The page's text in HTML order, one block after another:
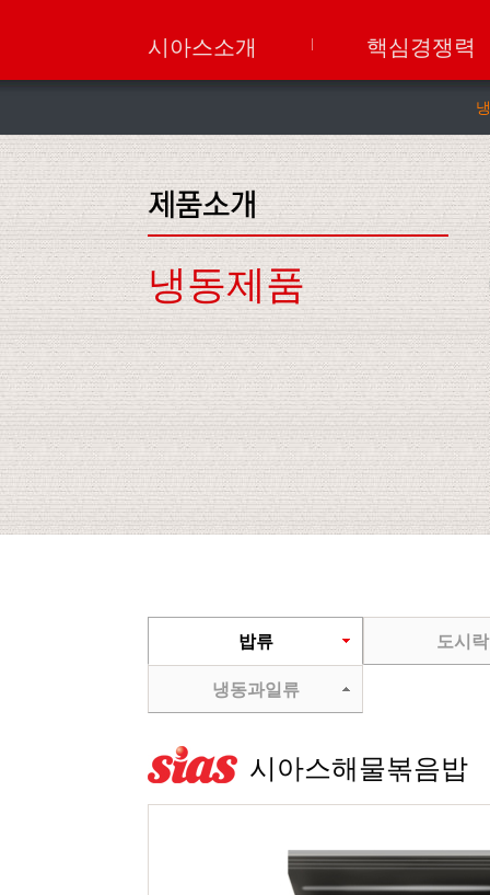
시아스소개 핵심경쟁력
냉동제품
밥류 도시
냉동과일류
시아스해물볶음밥